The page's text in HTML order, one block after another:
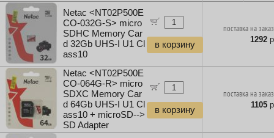
Netac <NT02P500E
CO-032G-S> micro
SDHC Memory Car
d 32Gb UHS-I U1 Cl
ass10
в корзину
поставка на
1292
Netac <NT02P500E
CO-064G-R> micro
SDXC Memory Car
d 64Gb UHS-I U1 Cl
ass10 + microSD-->
SD Adapter
в корзину
поставка на
1105